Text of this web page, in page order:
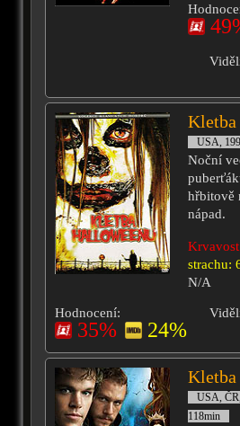
Kletba
USA,
Noční
hřbitově
nápad.
strachu:
N/A
Hodnocení:
35% 24%
USA,
118min